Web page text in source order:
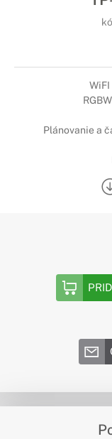
WiFI
Plánovanie a